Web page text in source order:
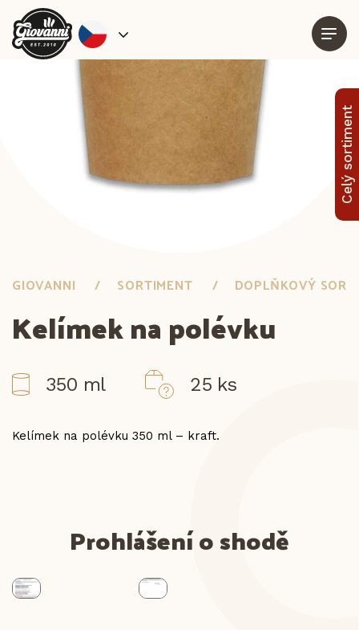
Celý sortiment
GIOVANNI SORTIMENT DOPLŇKOVÝ
Kelímek na polévku
350 ml 25 ks
Kelímek na polévku 350 ml – kraft.
Prohlášení o shodě